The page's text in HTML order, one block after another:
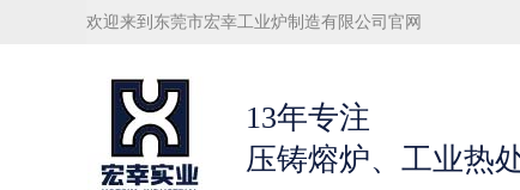
欢迎来到东莞市宏幸工业炉制造有限公司官网
13年专注
压铸熔炉、工业热